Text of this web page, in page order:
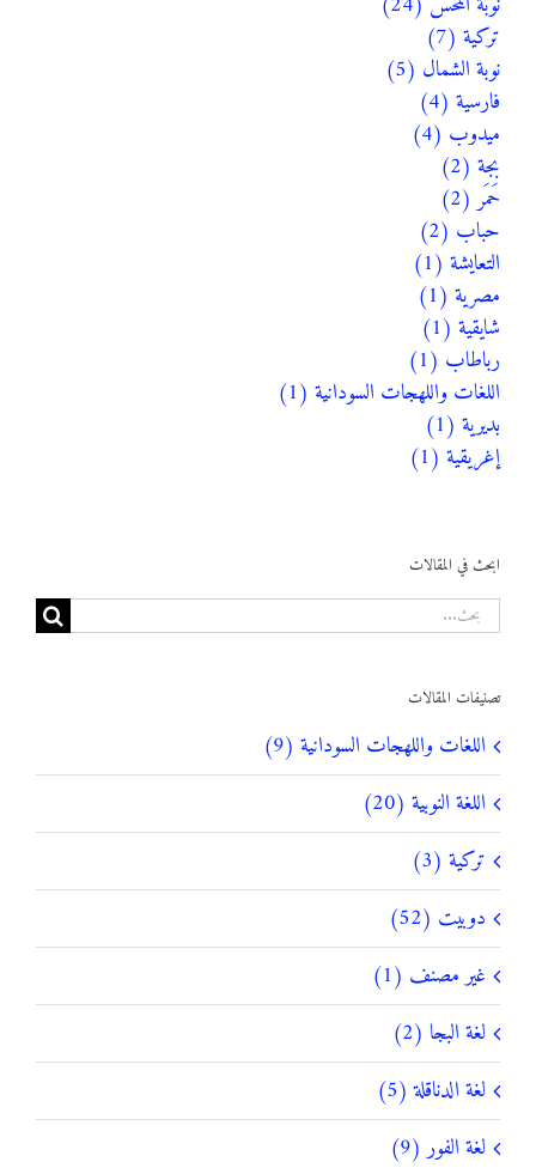
ابحث في المقالات
البحث
عن:
تصنيفات المقالات
اللغات واللهجات السودانية (9)
اللغة النوبية (20)
تركية (3)
دوبيت (52)
غير مصنف (1)
لغة البجا (2)
لغة الدناقلة (5)
لغة الفور (9)
تركية (7)
نوبة الشمال (5)
فارسية (4)
ميدوب (4)
بجة (2)
حَمَر (2)
حباب (2)
التعايشة (1)
مصرية (1)
شايقية (1)
رباطاب (1)
اللغات واللهجات السودانية (1)
بديرية (1)
إغريقية (1)